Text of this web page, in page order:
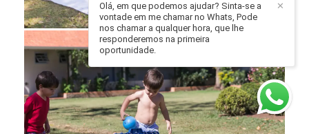
✕
Olá, em que podemos ajudar? Sinta-se a
vontade em me chamar no Whats, Pode
nos chamar a qualquer hora, que lhe
responderemos na primeira
oportunidade.